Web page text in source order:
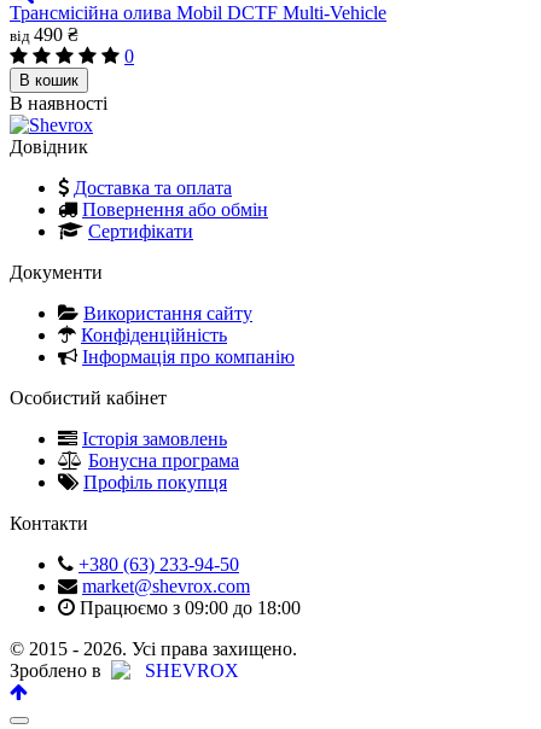
Трансмісійна олива Mobil DCTF Multi-Vehicle
від 490 ₴
0
В кошик
В наявності
Довідник
Доставка та оплата
Повернення або обмін
Сертифікати
Документи
Використання сайту
Конфіденційність
Інформація про компанію
Особистий кабінет
Історія замовлень
Бонусна програма
Профіль покупця
Контакти
+380 (63) 233-94-50
market@shevrox.com
Працюємо з 09:00 до 18:00
© 2015 - 2026. Усі права захищено.
Зроблено в
SHEVROX